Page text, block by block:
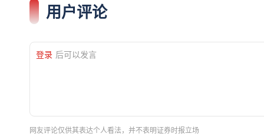
用户评论
登录 后可以发言
网友评论仅供其表达个人看法，并不表明证券时报立场